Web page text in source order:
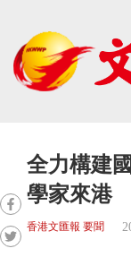
全力構建
學家來港
香港文匯報 要聞